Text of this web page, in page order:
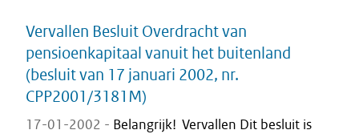
Vervallen Besluit Overdracht van
pensioenkapitaal vanuit het buitenland
(besluit van 17 januari 2002, nr.
CPP2001/3181M)
17-01-2002 - Belangrijk! Vervallen Dit besluit is